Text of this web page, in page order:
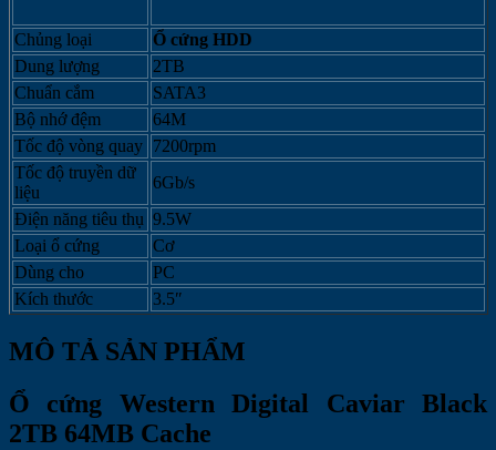
Chủng loại
Ổ cứng HDD
Dung lượng
2TB
Chuẩn cắm
SATA3
Bộ nhớ đệm
64M
Tốc độ vòng quay 7200rpm
Tốc độ truyền dữ
liệu
6Gb/s
Điện năng tiêu thụ 9.5W
Loại ổ cứng
Cơ
Dùng cho
PC
Kích thước
3.5″
MÔ TẢ SẢN PHẨM
Ổ cứng Western Digital Caviar Black
2TB 64MB Cache